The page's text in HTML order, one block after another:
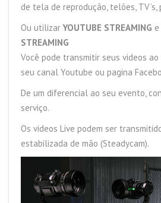
de tela de reprodução, telões, TV’s,
Ou utilizarYOUTUBE STREAMING e
STREAMING
Você pode transmitir seus videos
seu canal Youtube ou pagina
De um diferencial ao seu evento,
serviço.
Os videos Live podem ser
estabilizada de mão (Steadycam).